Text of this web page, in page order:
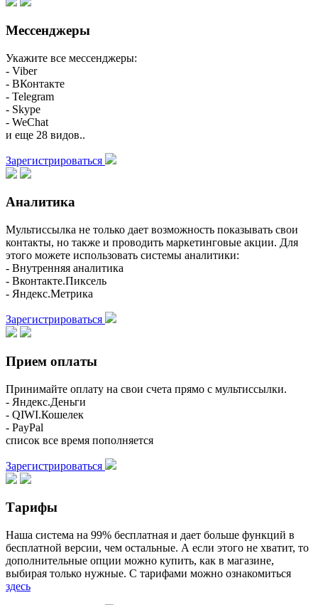
Мессенджеры
Укажите все мессенджеры:
- Viber
- ВКонтакте
- Telegram
- Skype
- WeChat
и еще 28 видов..
Зарегистрироваться
Аналитика
Мультиссылка не только дает возможность показывать свои
контакты, но также и проводить маркетинговые акции. Для
этого можете использовать системы аналитики:
- Внутренняя аналитика
- Вконтакте.Пиксель
- Яндекс.Метрика
Зарегистрироваться
Прием оплаты
Принимайте оплату на свои счета прямо с мультиссылки.
- Яндекс.Деньги
- QIWI.Кошелек
- PayPal
список все время пополняется
Зарегистрироваться
Тарифы
Наша система на 99% бесплатная и дает больше функций в
бесплатной версии, чем остальные. А если этого не хватит, то
дополнительные опции можно купить, как в магазине,
выбирая только нужные. С тарифами можно ознакомиться
здесь